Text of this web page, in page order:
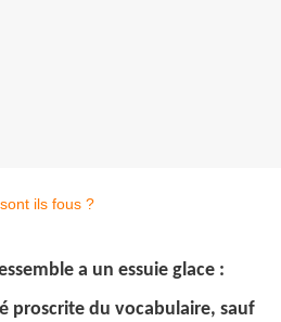
a un essuie glace :
proscrite du vocabulaire, sauf